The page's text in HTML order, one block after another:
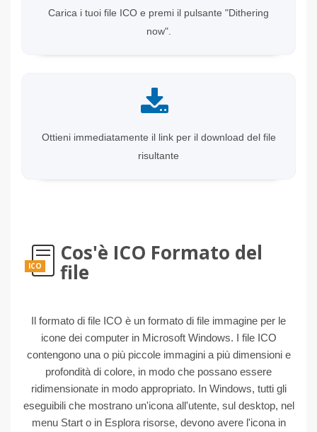
Carica i tuoi file ICO e premi il pulsante "Dithering
now".
Ottieni immediatamente il link per il download del file
risultante
ICO
Cos'è ICO Formato del
file
Il formato di file ICO è un formato di file immagine per le
icone dei computer in Microsoft Windows. I file ICO
contengono una o più piccole immagini a più dimensioni e
profondità di colore, in modo che possano essere
ridimensionate in modo appropriato. In Windows, tutti gli
eseguibili che mostrano un'icona all'utente, sul desktop, nel
menu Start o in Esplora risorse, devono avere l'icona in